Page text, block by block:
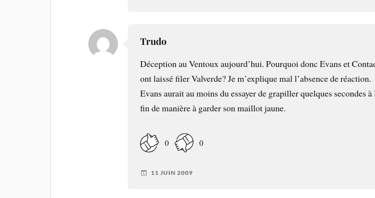
Trudo
Déception au Ventoux aujourd’hui. Pourquoi donc Evans et
ont laissé filer Valverde? Je m’explique mal l’absence de réaction.
Evans aurait au moins du essayer de grapiller quelques secondes à
fin de manière à garder son maillot jaune.
0 0
11 JUIN 2009